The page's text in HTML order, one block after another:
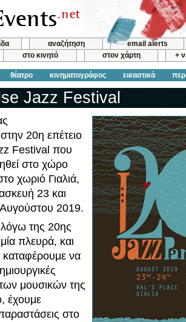
αναζήτηση
email alerts
στο κινητό στον χάρτη +
θέατρο κινηματογράφος εικαστικά
Jazz Festival
20η επέτειο
Festival που
στο χώρο
χωριό Γιαλιά,
23 και
2019.
λόγω της 20ης
πλευρά, και
να
μουσικών της
έχουμε
στο